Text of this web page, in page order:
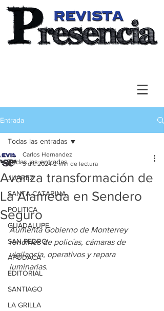
Entrada
Todas las entradas
JUAREZ
SANTA CATARINA
POLITICA
GUADALUPE
SAN PEDRO
APODACA
EDITORIAL
SANTIAGO
LA GRILLA
Todas las entradas
Avanza transformación de
La Alameda en Sendero
Seguro
Carlos Hernandez
5 dic 2024 2 min de lectura
Aumenta Gobierno de Monterrey
rondines de policías, cámaras de
vigilancia, operativos y repara
luminarias.